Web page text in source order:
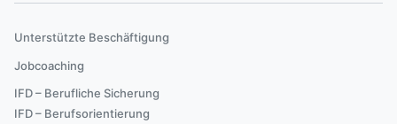
Unterstützte Beschäftigung
Trenner Leistung #01
Jobcoaching
Trenner Leistung #02
IFD – Berufliche Sicherung
IFD – Berufsorientierung